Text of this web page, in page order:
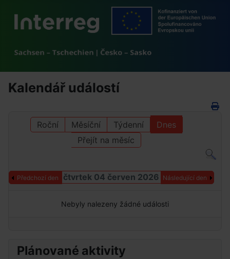
Kalendář událostí
Roční Měsíční Týdenní
Dnes
Přejít na měsíc
Předchozí den čtvrtek 04 červen 2026 Následující den
Nebyly nalezeny žádné události
Plánované aktivity